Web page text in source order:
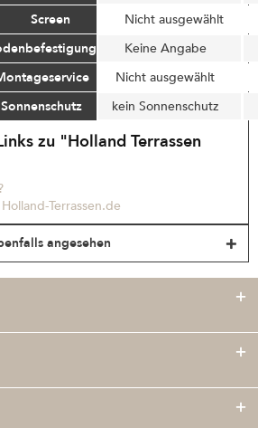
Screen
Nicht ausgewählt
Keine Angabe
Nicht ausgewählt
Sonnenschutz kein Sonnenschutz
zu "Holland Terrassen
Terrassen.de
angesehen